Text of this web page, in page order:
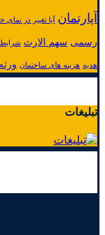
آپارتمان آیا تغییر در
رسمی سهم الارث
هدیه هزینه های ساختمان ورثه
تبلیغات